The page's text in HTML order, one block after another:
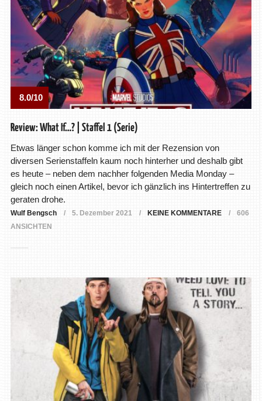
8.0/10
Review: What If…? | Staffel 1 (Serie)
Etwas länger schon komme ich mit der Rezension von
diversen Serienstaffeln kaum noch hinterher und deshalb gibt
es heute – neben dem nachher folgenden Media Monday –
gleich noch einen Artikel, bevor ich gänzlich ins Hintertreffen zu
geraten drohe.
Wulf Bengsch 5. Dezember 2021 KEINE KOMMENTARE
606
ANSICHTEN